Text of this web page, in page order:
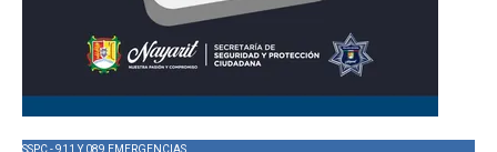
SSPC - 911 Y 089 EMERGENCIAS